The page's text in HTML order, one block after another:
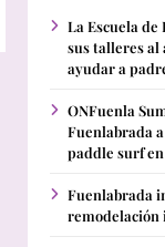
La Escuela
sus talleres
ayudar a
ONFuenla
Fuenlabrada
paddle surf
Fuenlabrada
remodelación